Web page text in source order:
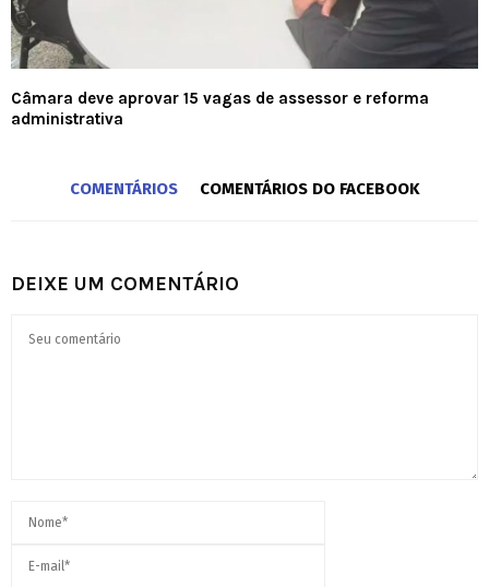
Câmara deve aprovar 15 vagas de assessor e reforma
administrativa
COMENTÁRIOS COMENTÁRIOS DO FACEBOOK
DEIXE UM COMENTÁRIO